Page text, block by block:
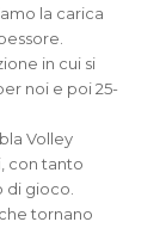
la carica
in cui si
noi e poi 25-
Volley
con tanto
di gioco.
tornano